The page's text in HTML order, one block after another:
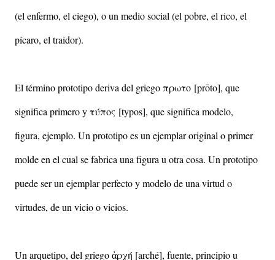
(el enfermo, el ciego), o un medio social (el pobre, el rico, el
pícaro, el traidor).
El término prototipo deriva del griego πρωτο [prōto], que
significa primero y τύπος [typos], que significa modelo,
figura, ejemplo. Un prototipo es un ejemplar original o primer
molde en el cual se fabrica una figura u otra cosa. Un prototipo
puede ser un ejemplar perfecto y modelo de una virtud o
virtudes, de un vicio o vicios.
Un arquetipo, del griego ἀρχή [arché], fuente, principio u